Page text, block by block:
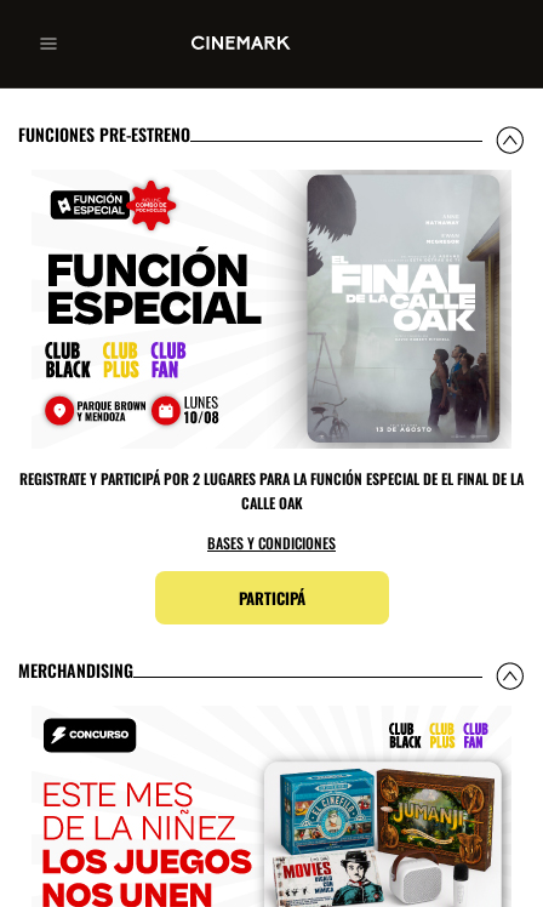
FUNCIONES PRE-ESTRENO
REGISTRATE Y PARTICIPÁ POR 2 LUGARES PARA LA FUNCIÓN ESPECIAL DE EL FINAL DE LA
CALLE OAK
BASES Y CONDICIONES
PARTICIPÁ
MERCHANDISING